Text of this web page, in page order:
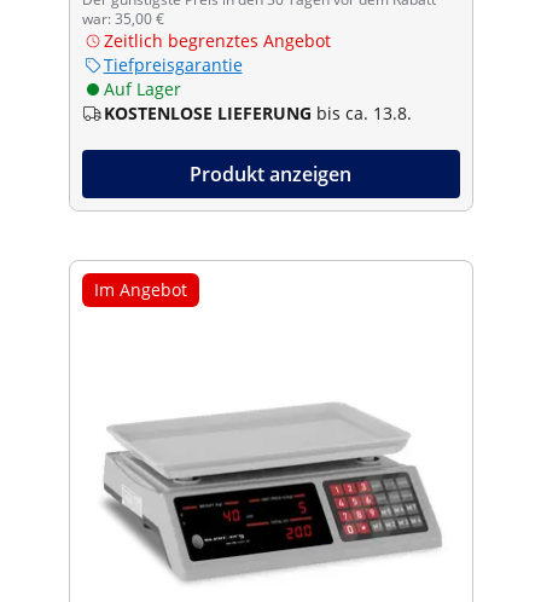
war: 35,00 €
Zeitlich begrenztes Angebot
Tiefpreisgarantie
Auf Lager
KOSTENLOSE LIEFERUNG bis ca. 13.8.
Produkt anzeigen
Im Angebot